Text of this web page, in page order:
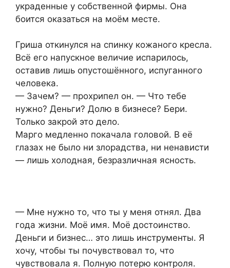
украденные у собственной фирмы. Она
боится оказаться на моём месте.
Гриша откинулся на спинку кожаного кресла.
Всё его напускное величие испарилось,
оставив лишь опустошённого, испуганного
человека.
— Зачем? — прохрипел он. — Что тебе
нужно? Деньги? Долю в бизнесе? Бери.
Только закрой это дело.
Марго медленно покачала головой. В её
глазах не было ни злорадства, ни ненависти
— лишь холодная, безразличная ясность.
— Мне нужно то, что ты у меня отнял. Два
года жизни. Моё имя. Моё достоинство.
Деньги и бизнес… это лишь инструменты. Я
хочу, чтобы ты почувствовал то, что
чувствовала я. Полную потерю контроля.